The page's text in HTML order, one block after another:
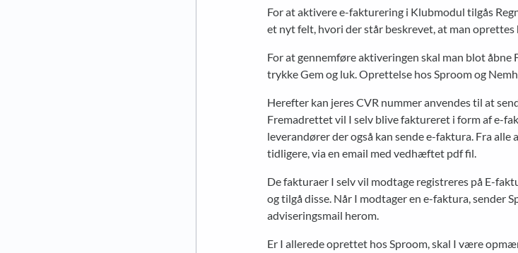
For at aktivere e-fakturering i Klubmodul tilgås
et nyt felt, hvori der står beskrevet, at man oprettes
For at gennemføre aktiveringen skal man blot
trykke Gem og luk. Oprettelse hos Sproom og
Herefter kan jeres CVR nummer anvendes til at
Fremadrettet vil I selv blive faktureret i form af e-
leverandører der også kan sende e-faktura. Fra
tidligere, via en email med vedhæftet pdf fil.
De fakturaer I selv vil modtage registreres på E-
og tilgå disse. Når I modtager en e-faktura, sender
adviseringsmail herom.
Er I allerede oprettet hos Sproom, skal I være